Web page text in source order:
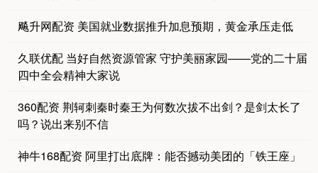
飚升网配资 美国就业数据推升加息预期，黄金承压走低
久联优配 当好自然资源管家 守护美丽家园——党的二十届
四中全会精神大家说
360配资 荆轲刺秦时秦王为何数次拔不出剑？是剑太长了
吗？说出来别不信
神牛168配资 阿里打出底牌：能否撼动美团的「铁王座」